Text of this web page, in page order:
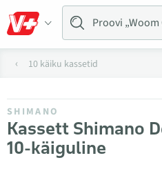
10 käiku kassetid
SHIMANO
Kassett Shimano
10-käiguline